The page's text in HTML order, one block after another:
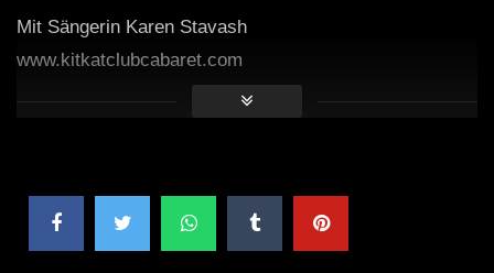
Mit Sängerin Karen Stavash
www.kitkatclubcabaret.com